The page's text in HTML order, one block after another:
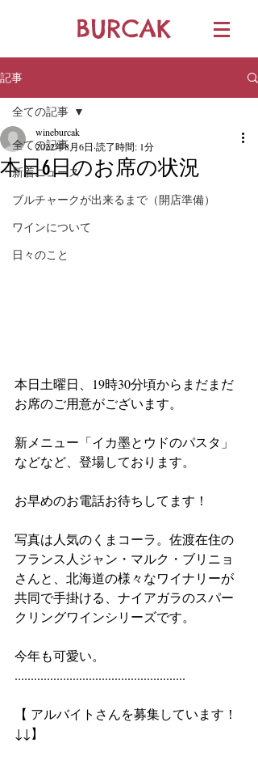
BURCAK
記事
全ての記事
新着ニュース
ブルチャークが出来るまで（開店準備）
ワインについて
日々のこと
全ての記事
本日6日のお席の状況
wineburcak
2022年8月6日 読了時間: 1分
本日土曜日、19時30分頃からまだまだ
お席のご用意がございます。
新メニュー「イカ墨とウドのパスタ」
などなど、登場しております。
お早めのお電話お待ちしてます！
写真は人気のくまコーラ。佐渡在住の
フランス人ジャン・マルク・ブリニョ
さんと、北海道の様々なワイナリーが
共同で手掛ける、ナイアガラのスパー
クリングワインシリーズです。
今年も可愛い。
.....................................................
【 アルバイトさんを募集しています！
↓↓】